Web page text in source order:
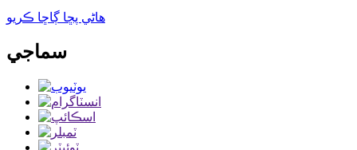
هاڻي پڇا ڳاڇا ڪريو
سماجي